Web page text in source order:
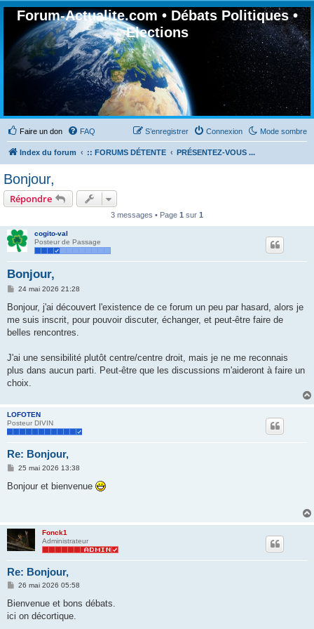
Forum-Actualite.com • Débats Politiques •
Elections
Faire un don Mode sombre
FAQ Connexion
S’enregistrer
Index du forum :: FORUMS DÉTENTE PRÉSENTEZ-VOUS ...
Bonjour,
Répondre
3 messages • Page 1 sur 1
cogito-val
Posteur de Passage
Bonjour,
M
s
a
g
24 mai 2026 21:28
Bonjour, j'ai découvert l'existence de ce forum un peu par hasard, alors je
me suis inscrit, pour pouvoir discuter, échanger, et peut-être faire de
belles rencontres.
J'ai une sensibilité plutôt centre/centre droit, mais je ne me reconnais
plus dans aucun parti. Peut-être que les discussions m'aideront à faire un
choix.
LOFOTEN
Posteur DIVIN
Re: Bonjour,
M
s
25 mai 2026 13:38
Bonjour et bienvenue
Fonck1
Administrateur
Re: Bonjour,
M
s
a
26 mai 2026 05:58
Bienvenue et bons débats.
ici on décortique.